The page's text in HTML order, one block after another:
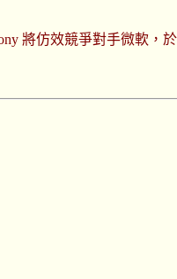
將仿效競爭對手微軟，